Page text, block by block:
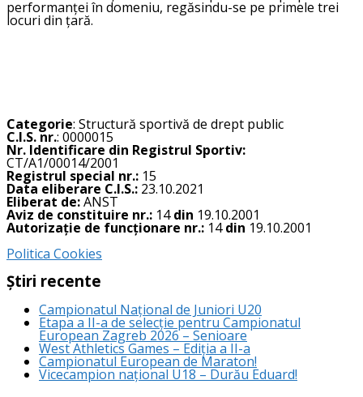
performanței în domeniu, regăsindu-se pe primele trei
locuri din țară.
Categorie: Structură sportivă de drept public
C.I.S. nr.: 0000015
Nr. Identificare din Registrul Sportiv:
CT/A1/00014/2001
Registrul special nr.: 15
Data eliberare C.I.S.: 23.10.2021
Eliberat de:ANST
Aviz de constituire nr.: 14din 19.10.2001
Autorizație de funcționare nr.: 14din 19.10.2001
Politica Cookies
Știri recente
Campionatul Național de Juniori U20
Etapa a II-a de selecție pentru Campionatul
European Zagreb 2026 – Senioare
West Athletics Games – Ediția a II-a
Campionatul European de Maraton!
Vicecampion național U18 – Durău Eduard!